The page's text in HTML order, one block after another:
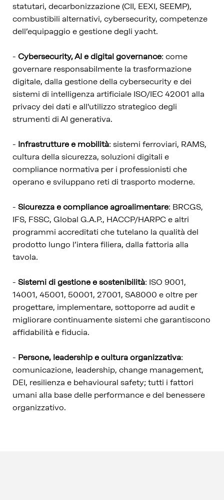
statutari, decarbonizzazione (CII, EEXI, SEEMP),
combustibili alternativi, cybersecurity, competenze
dell’equipaggio e gestione degli yacht.
- Cybersecurity, AI e digital governance: come
governare responsabilmente la trasformazione
digitale, dalla gestione della cybersecurity e dei
sistemi di intelligenza artificiale ISO/IEC 42001 alla
privacy dei dati e all'utilizzo strategico degli
strumenti di AI generativa.
- Infrastrutture e mobilità: sistemi ferroviari, RAMS,
cultura della sicurezza, soluzioni digitali e
compliance normativa per i professionisti che
operano e sviluppano reti di trasporto moderne.
- Sicurezza e compliance agroalimentare: BRCGS,
IFS, FSSC, Global G.A.P., HACCP/HARPC e altri
programmi accreditati che tutelano la qualità del
prodotto lungo l’intera filiera, dalla fattoria alla
tavola.
- Sistemi di gestione e sostenibilità: ISO 9001,
14001, 45001, 50001, 27001, SA8000 e oltre per
progettare, implementare, sottoporre ad audit e
migliorare continuamente sistemi che garantiscono
affidabilità e fiducia.
- Persone, leadership e cultura organizzativa:
comunicazione, leadership, change management,
DEI, resilienza e behavioural safety; tutti i fattori
umani alla base delle performance e del benessere
organizzativo.